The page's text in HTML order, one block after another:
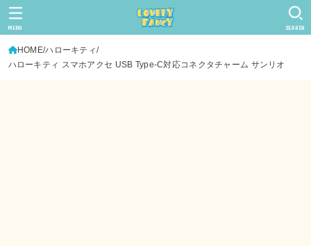
SEARCH
MENU
HOME ハローキティ
ハローキティ スマホアクセ USB Type-C対応コネクタチャーム サンリオ